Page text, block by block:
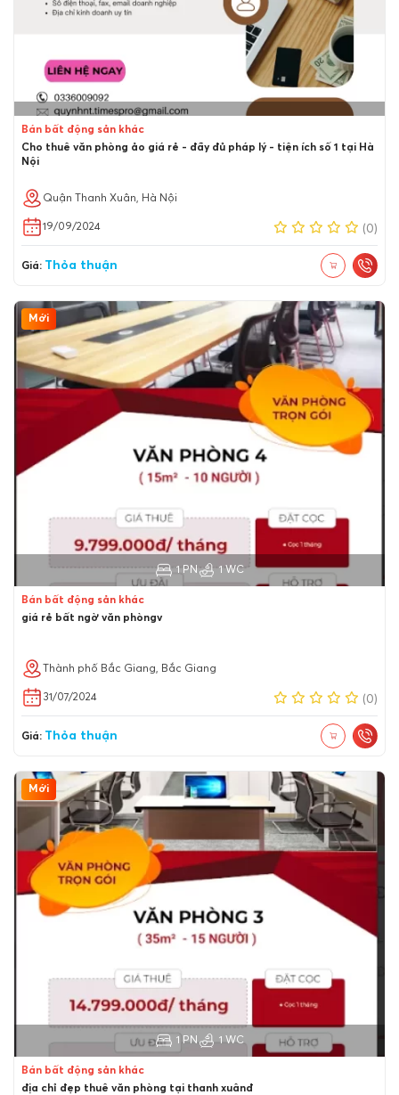
Bán bất động sản khác
Cho thuê văn phòng ảo giá rẻ - đầy đủ pháp lý - tiện ích số 1 tại Hà
Nội
Quận Thanh Xuân, Hà Nội
19/09/2024 (0)
Giá: Thỏa thuận
Mới
1 PN 1 WC
Bán bất động sản khác
giá rẻ bất ngờ văn phòngv
Thành phố Bắc Giang, Bắc Giang
31/07/2024 (0)
Giá: Thỏa thuận
Mới
1 PN 1 WC
Bán bất động sản khác
địa chỉ đẹp thuê văn phòng tại thanh xuânđ